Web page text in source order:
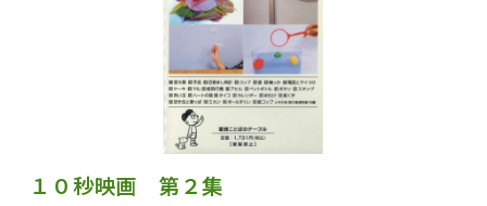
１０秒映画 第２集